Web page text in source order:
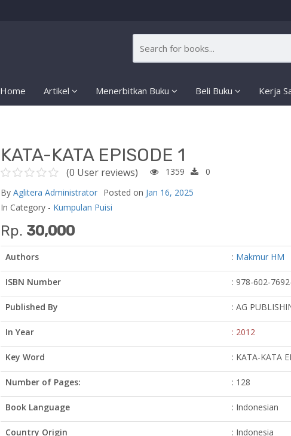
Home Artikel Menerbitkan Buku Beli Buku Kerja
KATA-KATA EPISODE 1
(0 User reviews) 1359
0
By Aglitera Administrator Posted on Jan 16, 2025
In Category - Kumpulan Puisi
Rp. 30,000
Authors : Makmur HM
ISBN Number : 978-602-
Published By : AG
In Year : 2012
Key Word : KATA-KATA
Number of Pages: : 128
Book Language : Indonesian
Country Origin : Indonesia